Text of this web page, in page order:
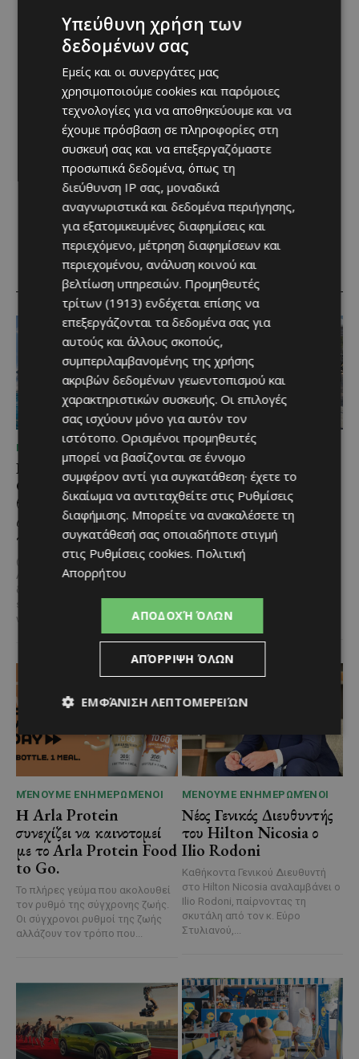
RELATED ARTICLES
ΜΈΝΟΥΜΕ ΚΎΠΡΟ
Καλοκαίρι στη Λεμεσό:
Θαλάσσια σπορ για όσους
θέλουν κάτι περισσότερο
από μια μέρα στην
παραλία
@menoumekypro Καλοκαίρι στη
Λεμεσό σημαίνει θάλασσα,
δράση και… αδρεναλίνη!
ski, parasailing, SUP, καγιάκ,
wakeboard,...
ΜΈΝΟΥΜΕ ΚΎΠΡΟ
Η αγαπημένη πισίνα του
Αγίου Ιωάννη Πιτσιλιάς
ανοίγει ξανά – Έτοιμη
να υποδεχθεί το κοινό
Μια αγαπημένη καλοκαιρινή
επιλογή στην ορεινή Κύπρο
Ιωάννη Πιτσιλιάς ολοκλήρωσε
τις...
ΜΈΝΟΥΜΕ ΕΝΗΜΕΡΩΜΈΝΟΙ
Η Arla Protein
συνεχίζει να καινοτομεί
με το Arla Protein Food
to Go.
Το πλήρες γεύμα που ακολουθεί
τον ρυθμό της σύγχρονης ζωής.
Οι σύγχρονοι ρυθμοί της ζωής
αλλάζουν τον τρόπο που...
ΜΈΝΟΥΜΕ ΕΝΗΜΕΡΩΜΈΝΟΙ
Νέος Γενικός Διευθυντής
του Hilton Nicosia ο
Ilio Rodoni
Καθήκοντα Γενικού Διευθυντή
στο Hilton Nicosia αναλαμβάνει ο
Ilio Rodoni, παίρνοντας τη
σκυτάλη από τον κ. Εύρο
Στυλιανού,...
Υπεύθυνη χρήση των
δεδομένων σας
Εμείς και οι συνεργάτες μας
χρησιμοποιούμε cookies και παρόμοιες
τεχνολογίες για να αποθηκεύουμε και να
έχουμε πρόσβαση σε πληροφορίες στη
συσκευή σας και να επεξεργαζόμαστε
προσωπικά δεδομένα, όπως τη
διεύθυνση IP σας, μοναδικά
αναγνωριστικά και δεδομένα περιήγησης,
για εξατομικευμένες διαφημίσεις και
περιεχόμενο, μέτρηση διαφημίσεων και
περιεχομένου, ανάλυση κοινού και
βελτίωση υπηρεσιών. Προμηθευτές
τρίτων (1913) ενδέχεται επίσης να
επεξεργάζονται τα δεδομένα σας για
αυτούς και άλλους σκοπούς,
συμπεριλαμβανομένης της χρήσης
ακριβών δεδομένων γεωεντοπισμού και
χαρακτηριστικών συσκευής. Οι επιλογές
σας ισχύουν μόνο για αυτόν τον
ιστότοπο. Ορισμένοι προμηθευτές
μπορεί να βασίζονται σε έννομο
συμφέρον αντί για συγκατάθεση· έχετε το
δικαίωμα να αντιταχθείτε στις Ρυθμίσεις
διαφήμισης. Μπορείτε να ανακαλέσετε τη
συγκατάθεσή σας οποιαδήποτε στιγμή
στις Ρυθμίσεις cookies. Πολιτική
Απορρήτου
ΑΠΟΔΟΧΉ ΌΛΩΝ
ΑΠΌΡΡΙΨΗ ΌΛΩΝ
ΕΜΦΆΝΙΣΗ ΛΕΠΤΟΜΕΡΕΙΏΝ